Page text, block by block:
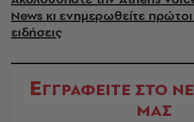
News κι ενημερωθείτε πρώτοι
ειδήσεις
ΕΓΓΡΑΦΕΙΤΕ ΣΤΟ
ΜΑΣ